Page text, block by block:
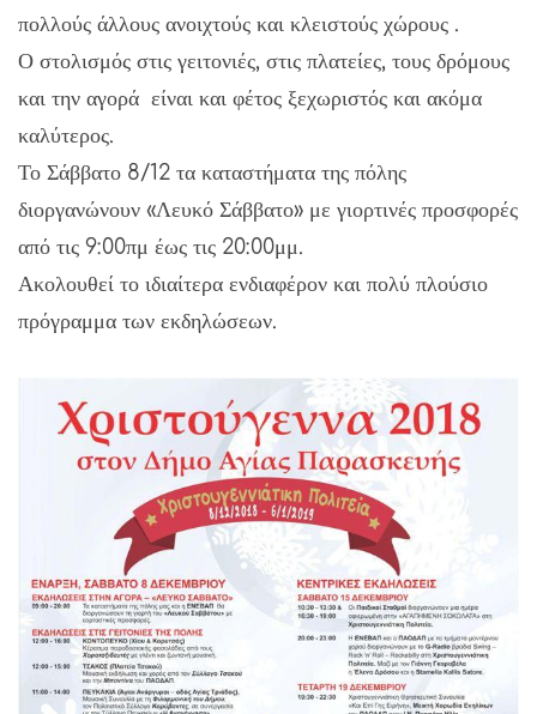
πολλούς άλλους ανοιχτούς και κλειστούς χώρους .
Ο στολισμός στις γειτονιές, στις πλατείες, τους δρόμους
και την αγορά είναι και φέτος ξεχωριστός και ακόμα
καλύτερος.
Το Σάββατο 8/12 τα καταστήματα της πόλης
διοργανώνουν «Λευκό Σάββατο» με γιορτινές προσφορές
από τις 9:00πμ έως τις 20:00μμ.
Ακολουθεί το ιδιαίτερα ενδιαφέρον και πολύ πλούσιο
πρόγραμμα των εκδηλώσεων.